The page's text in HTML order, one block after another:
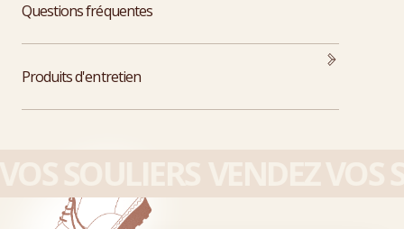
Questions fréquentes
Produits d'entretien